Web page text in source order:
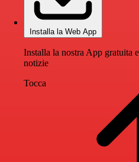
Installa la Web App
Installa la nostra App gratuita
notizie
Tocca